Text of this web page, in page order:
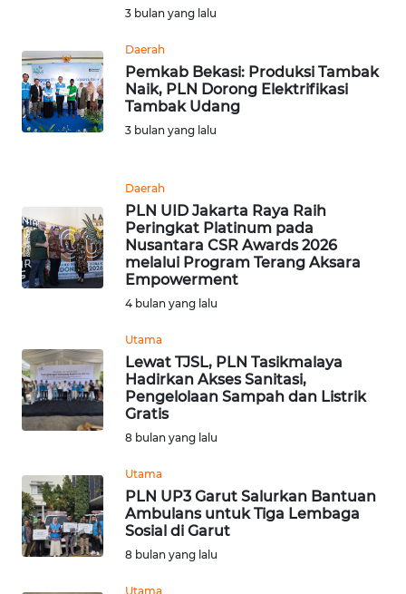
3 bulan yang lalu
Daerah
Pemkab Bekasi: Produksi Tambak
Naik, PLN Dorong Elektrifikasi
Tambak Udang
3 bulan yang lalu
Daerah
PLN UID Jakarta Raya Raih
Peringkat Platinum pada
Nusantara CSR Awards 2026
melalui Program Terang Aksara
Empowerment
4 bulan yang lalu
Utama
Lewat TJSL, PLN Tasikmalaya
Hadirkan Akses Sanitasi,
Pengelolaan Sampah dan Listrik
Gratis
8 bulan yang lalu
Utama
PLN UP3 Garut Salurkan Bantuan
Ambulans untuk Tiga Lembaga
Sosial di Garut
8 bulan yang lalu
Utama
BENGKULU
WN
LAMPUNG
WN
NUSANTARA
WN
JATIM
WN
WN
KALBAR